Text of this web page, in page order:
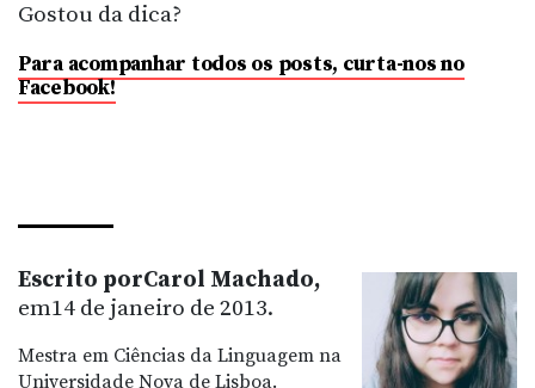
Gostou da dica?
Para acompanhar todos os posts, curta-nos no
Facebook!
Escrito porCarol Machado,
em14 de janeiro de 2013.
Mestra em Ciências da Linguagem na
Universidade Nova de Lisboa.